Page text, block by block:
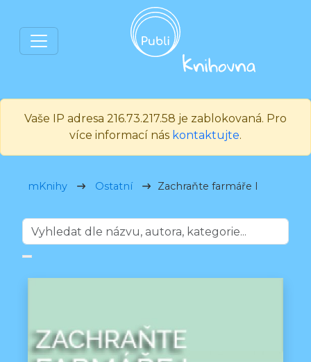
Vaše IP adresa 216.73.217.58 je zablokovaná. Pro
více informací nás kontaktujte.
mKnihy Ostatní Zachraňte farmáře I